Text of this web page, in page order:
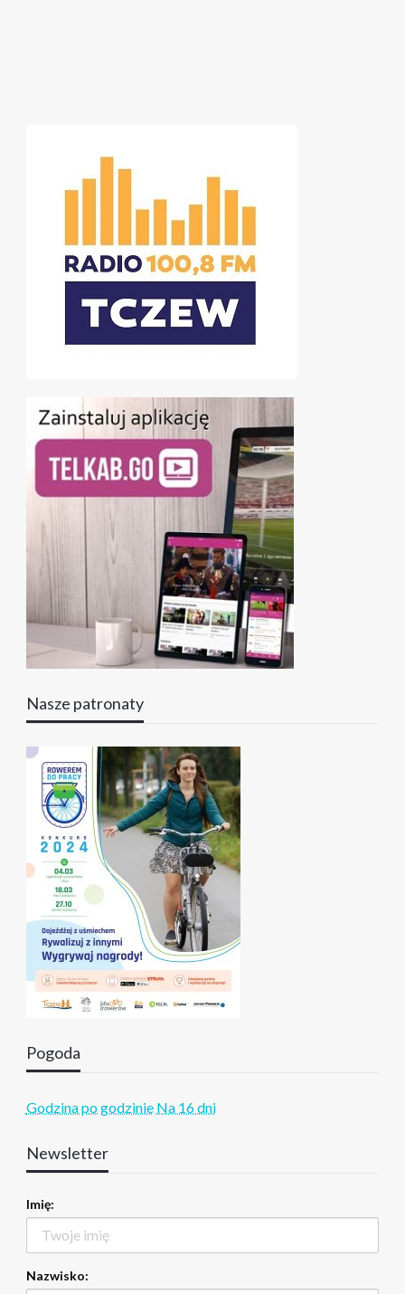
Nasze patronaty
Pogoda
Godzina po godzinie Na 16 dni
Newsletter
Imię:
Nazwisko: